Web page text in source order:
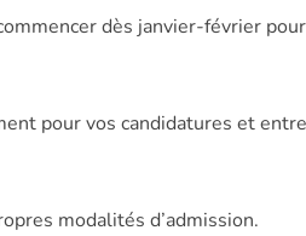
dès janvier-février
pour vos candidatures et
modalités d’admission.